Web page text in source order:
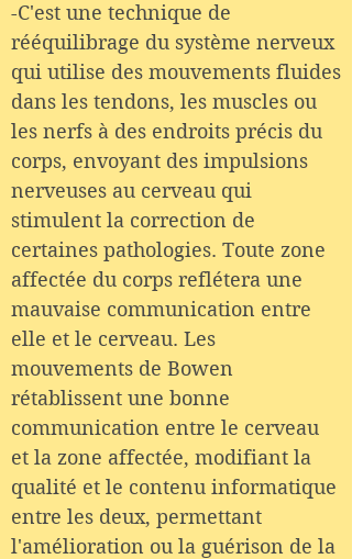
-C'est une technique de
rééquilibrage du système nerveux
qui utilise des mouvements fluides
dans les tendons, les muscles ou
les nerfs à des endroits précis du
corps, envoyant des impulsions
nerveuses au cerveau qui
stimulent la correction de
certaines pathologies. Toute zone
affectée du corps reflétera une
mauvaise communication entre
elle et le cerveau. Les
mouvements de Bowen
rétablissent une bonne
communication entre le cerveau
et la zone affectée, modifiant la
qualité et le contenu informatique
entre les deux, permettant
l'amélioration ou la guérison de la